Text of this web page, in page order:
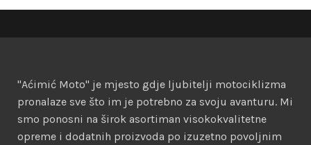
"Aćimić Moto" je mjesto gdje ljubitelji motociklizma
pronalaze sve što im je potrebno za svoju avanturu. Mi
smo ponosni na širok asortiman visokokvalitetne
opreme i dodatnih proizvoda po izuzetno povoljnim